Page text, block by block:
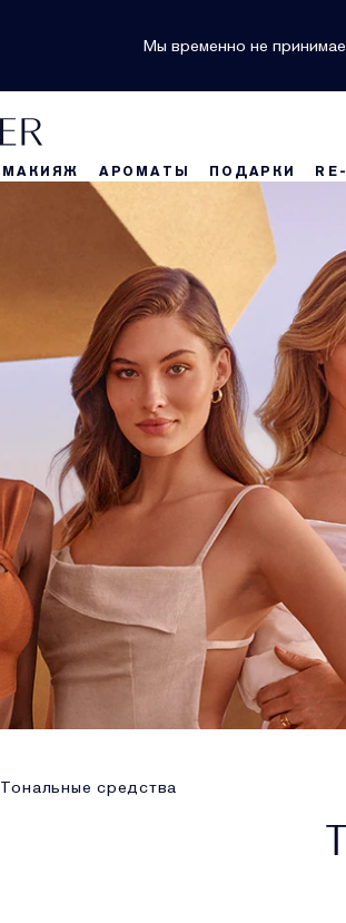
Мы временно не
МАКИЯЖ АРОМАТЫ ПОДАРКИ
Тональные средства